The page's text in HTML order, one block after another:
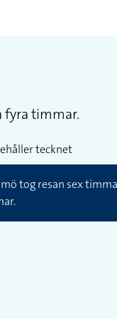
fyra timmar.
tecknet
tog resan sex